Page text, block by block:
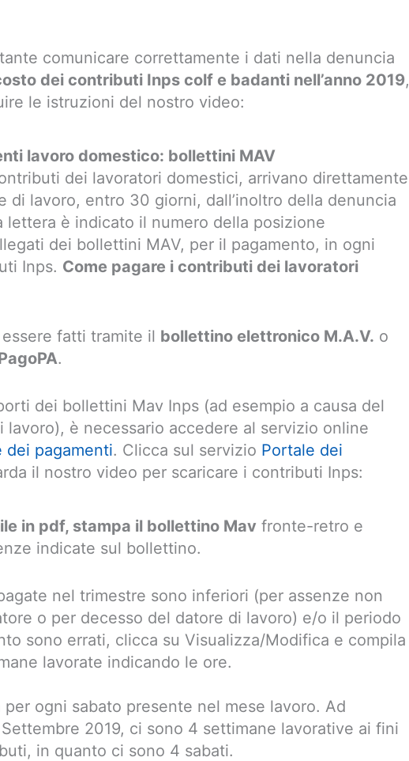
comunicare correttamente i dati nella denuncia
dei contributi Inps colf e badanti nell’anno 2019,
le istruzioni del nostro video:
lavoro domestico: bollettini MAV
dei lavoratori domestici, arrivano direttamente
di lavoro, entro 30 giorni, dall’inoltro della denuncia
lettera è indicato il numero della posizione
dei bollettini MAV, per il pagamento, in ogni
Inps. Come pagare i contributi dei lavoratori
fatti tramite il bollettino elettronico M.A.V. o
.
dei bollettini Mav Inps (ad esempio a causa del
lavoro), è necessario accedere al servizio online
dei pagamenti. Clicca sul servizio Portale dei
il nostro video per scaricare i contributi Inps:
in pdf, stampa il bollettino Mav fronte-retro e
indicate sul bollettino.
nel trimestre sono inferiori (per assenze non
o per decesso del datore di lavoro) e/o il periodo
sono errati, clicca su Visualizza/Modifica e compila
lavorate indicando le ore.
ogni sabato presente nel mese lavoro. Ad
2019, ci sono 4 settimane lavorative ai fini
in quanto ci sono 4 sabati.